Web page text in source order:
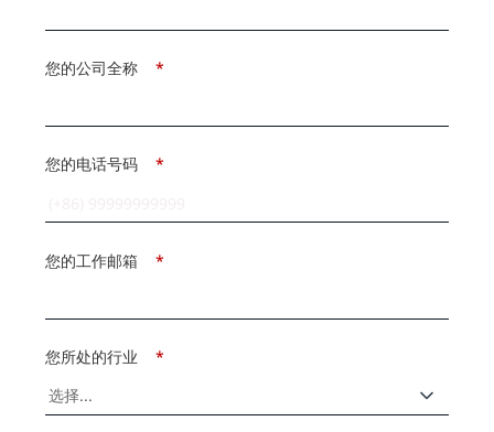
*
您的公司全称
*
您的电话号码
*
您的工作邮箱
*
您所处的行业